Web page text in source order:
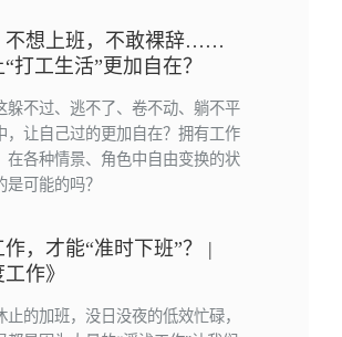
不想上班，不敢裸辞……
打工生活”更加自在？
躲不过、逃不了、卷不动、躺不平
，让自己过的更加自在？拥有工作
在各种情景、角色中自由变换的状
是可能的吗？
，才能“准时下班”？ |
工作》
止的加班，没日没夜的低效忙碌，